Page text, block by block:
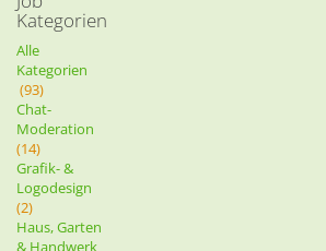
Kategorien
Alle
Kategorien
(93)
Chat-
Moderation
(14)
Grafik- &
Logodesign
(2)
Haus, Garten